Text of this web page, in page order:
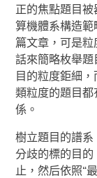
正的焦點題目
算機體系構造
篇文章，可是
話來簡略枚舉
目的粒度鉅細
類粒度的題目
係。
樹立題目的譜
分歧的標的目
止，然后依照“